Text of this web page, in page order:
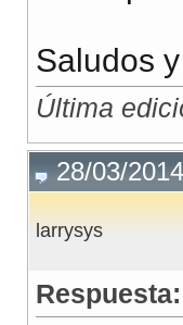
Saludos
Última
28/03/
larrysys